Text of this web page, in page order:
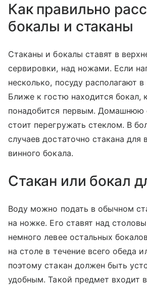
Как правильно
бокалы и стаканы
Стаканы и бокалы ставят в
сервировки, над ножами. Если
несколько, посуду располагают
Ближе к гостю находится бокал,
понадобится первым. Домашнюю
стоит перегружать стеклом. В
случаев достаточно стакана для
винного бокала.
Стакан или бокал
Воду можно подать в обычном
на ножке. Его ставят над
немного левее остальных
на столе в течение всего обеда
поэтому стакан должен быть
удобным. Такой предмет входит